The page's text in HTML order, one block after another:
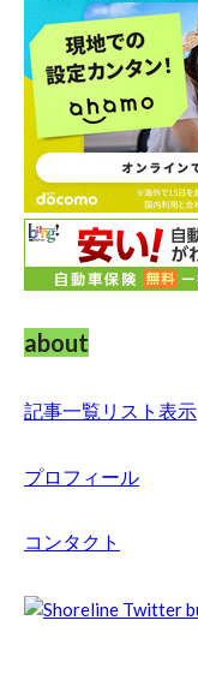
about
記事一覧リスト表示
プロフィール
コンタクト